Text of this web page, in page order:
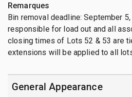
Remarques
Bin removal deadline: September
responsible for load out and all
closing times of Lots 52 & 53 are
extensions will be applied to all
General Appearance